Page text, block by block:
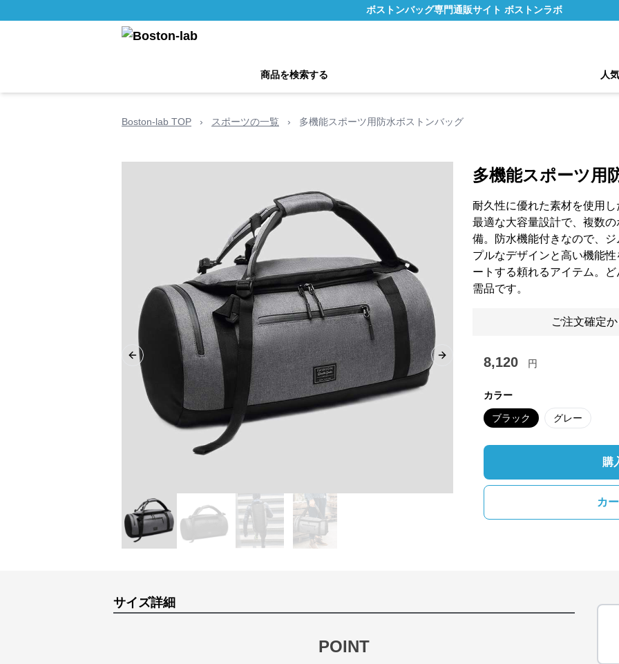
ボストンバッグ専門通販サイト ボストンラボ
商品を検索する 人
Boston-lab TOP › スポーツの一覧 › 多機能スポーツ用防水ボストンバッグ
Previous slide Next slide
多機能スポーツ用
耐久性に優れた素材を使用
最適な大容量設計で、複数
備。防水機能付きなので、
プルなデザインと高い機能
ートする頼れるアイテム。
需品です。
ご注文確定
8,120 円
カラー
ブラック グレー
購
カ
サイズ詳細
POINT